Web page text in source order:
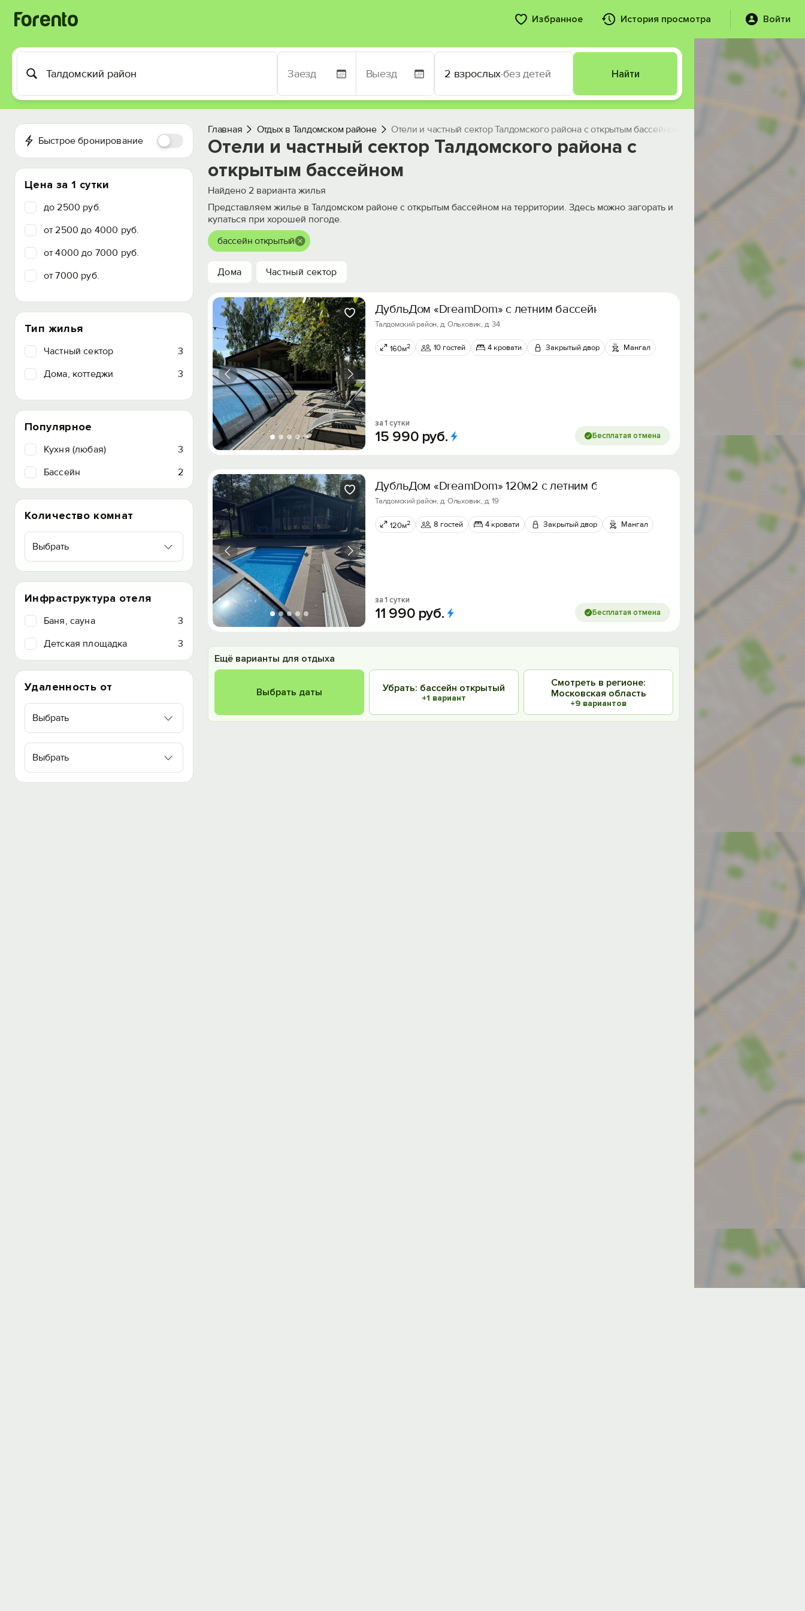
Избранное История просмотра Войти
2 взрослых·без детей Найти
Быстрое бронирование
Цена за 1 сутки
до 2500 руб.
от 2500 до 4000 руб.
от 4000 до 7000 руб.
от 7000 руб.
Тип жилья
Частный сектор
3
Дома, коттеджи
3
Популярное
Кухня (любая)
3
Бассейн
2
Количество комнат
Выбрать
Инфраструктура отеля
Баня, сауна
3
Детская площадка
3
Удаленность от
Выбрать
Выбрать
Главная Отдых в Талдомском районе Отели и частный сектор Талдомского района с открытым бассейном
Отели и частный сектор Талдомского района с
открытым бассейном
Найдено 2 варианта жилья
Представляем жилье в Талдомском районе с открытым бассейном на территории. Здесь можно загорать и
купаться при хорошей погоде.
бассейн открытый
Дома Частный сектор
ДубльДом «DreamDom» с летним бассейном
Талдомский район, д. Ольховик, д. 34
160м2 10 гостей 4 кровати Закрытый двор Мангал
за 1 сутки
15 990 руб. Бесплатая отмена
ДубльДом «DreamDom» 120м2 с летним бассейном
Талдомский район, д. Ольховик, д. 19
120м2 8 гостей 4 кровати Закрытый двор Мангал
за 1 сутки
11 990 руб. Бесплатая отмена
Ещё варианты для отдыха
Выбрать даты Убрать: бассейн открытый
+1 вариант
Смотреть в регионе:
Московская область
+9 вариантов